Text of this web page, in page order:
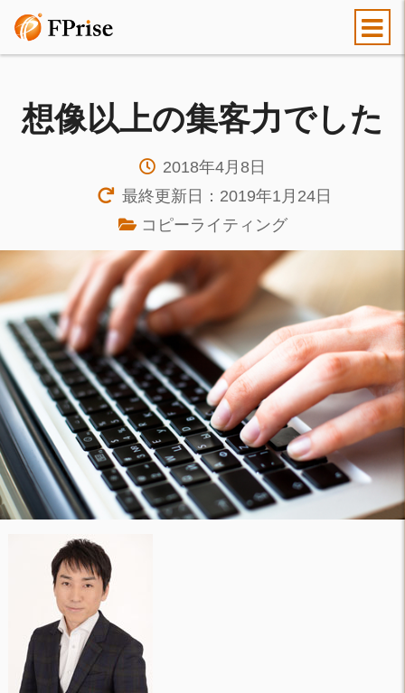
想像以上の集客力でした
2018年4月8日
最終更新日：2019年1月24日
コピーライティング